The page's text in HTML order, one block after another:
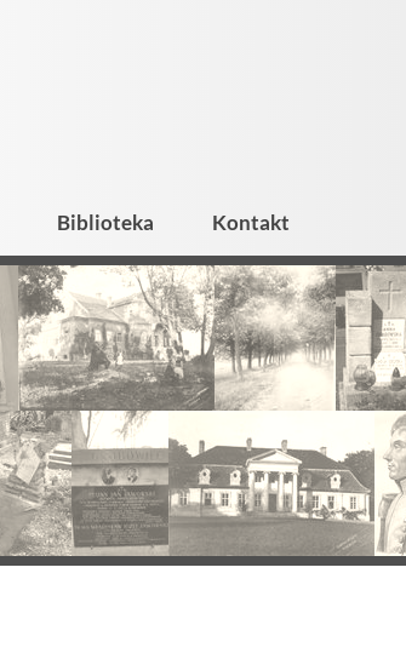
Biblioteka Kontakt